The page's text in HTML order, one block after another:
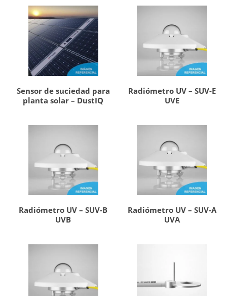
Sensor de suciedad para
planta solar – DustIQ
Radiómetro UV – SUV-E
UVE
Radiómetro UV – SUV-B
UVB
Radiómetro UV – SUV-A
UVA